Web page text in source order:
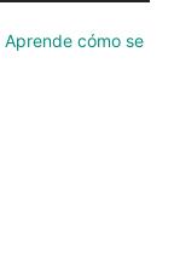
Aprende cómo se